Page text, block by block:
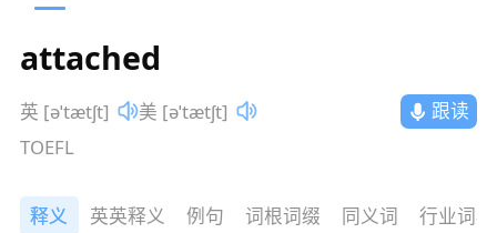
attached
英 [əˈtætʃt] 美 [əˈtætʃt]
跟读
TOEFL
释义 英英释义 例句 词根词缀 同义词 行业词典